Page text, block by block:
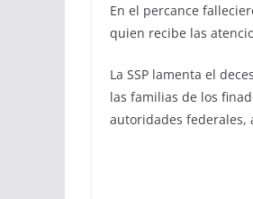
En el percance
quien recibe las
La SSP lamenta el
las familias de los
autoridades federales,